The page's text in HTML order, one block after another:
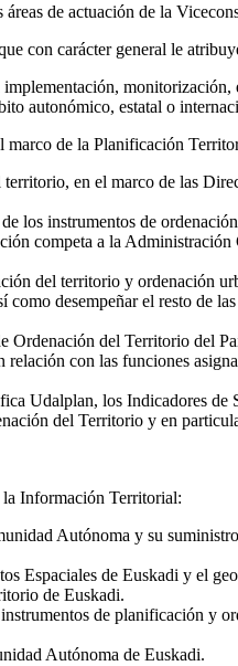
de actuación de la
con carácter general le
autonómico, estatal o
marco de la Planificación
en el marco de las
los instrumentos de
competa a la
del territorio y
desempeñar el resto de
Ordenación del Territorio del
con las funciones
Udalplan, los Indicadores
del Territorio y en
Información Territorial:
Autónoma y su
Espaciales de Euskadi y el
de Euskadi.
de planificación y
Autónoma de Euskadi.